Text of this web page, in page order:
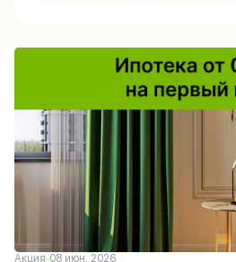
Акция 08 июн. 2026